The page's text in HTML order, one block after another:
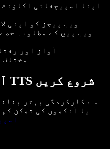
اپنا اسپیچفائی
ویب پیجز کو اپنی
ویب پیج کے مطلوبہ
آواز اور
مختلف
آج ہی بائیڈو کے لیے TTS شروع کریں
یا آنکھوں کی تھکن